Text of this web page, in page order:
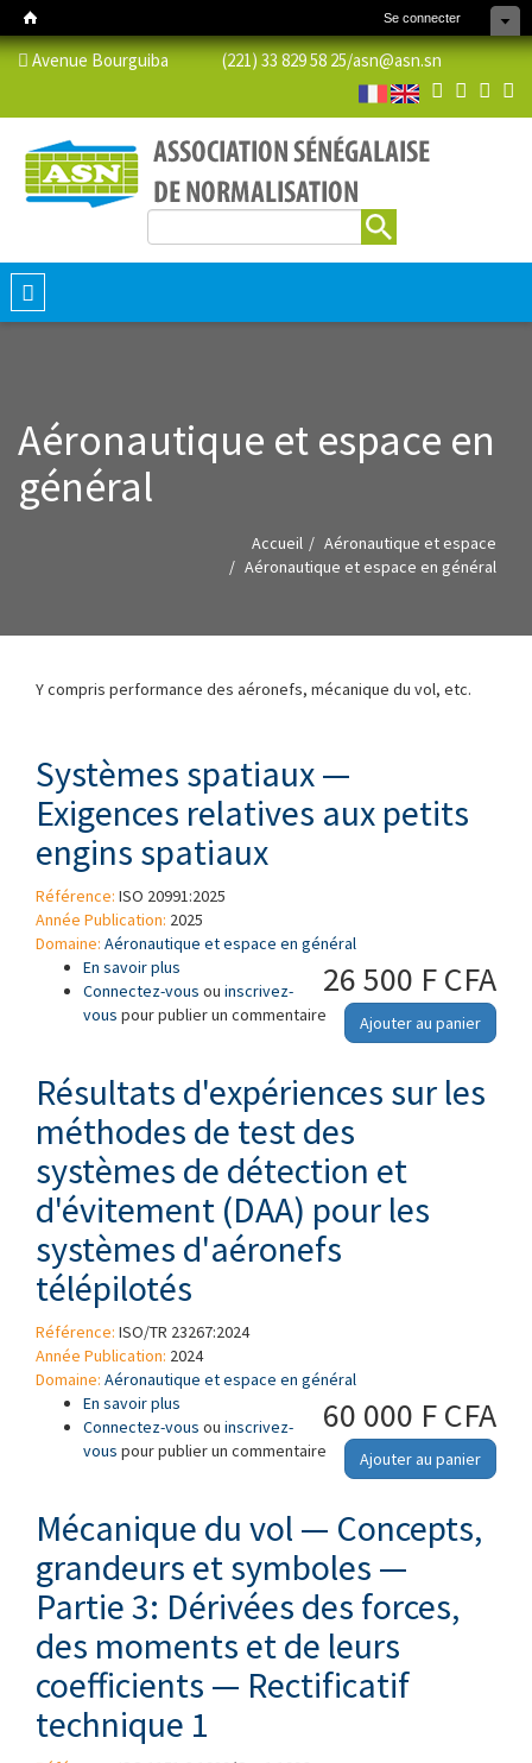
Se connecter
Avenue Bourguiba (221) 33 829 58 25/asn@asn.sn
Formulaire de recherche
Toggle
navigation
Aéronautique et espace en
général
Accueil
Aéronautique et espace
Aéronautique et espace en général
Y compris performance des aéronefs, mécanique du vol, etc.
Systèmes spatiaux —
Exigences relatives aux petits
engins spatiaux
Référence: ISO 20991:2025
Année Publication: 2025
Domaine: Aéronautique et espace en général
26 500 F CFA
Ajouter au panier
En savoir plus à propos de Systèmes spatiaux — Exigences
relatives aux petits engins spatiaux
Connectez-vous ou inscrivez-
vous pour publier un commentaire
Résultats d'expériences sur les
méthodes de test des
systèmes de détection et
d'évitement (DAA) pour les
systèmes d'aéronefs
télépilotés
Référence: ISO/TR 23267:2024
Année Publication: 2024
Domaine: Aéronautique et espace en général
60 000 F CFA
Ajouter au panier
En savoir plus à propos de Résultats d'expériences sur les
méthodes de test des systèmes de détection
et d'évitement (DAA) pour les systèmes
Connectez-vous ou inscrivez-
vous pour publier un commentaire
Mécanique du vol — Concepts,
grandeurs et symboles —
Partie 3: Dérivées des forces,
des moments et de leurs
coefficients — Rectificatif
technique 1